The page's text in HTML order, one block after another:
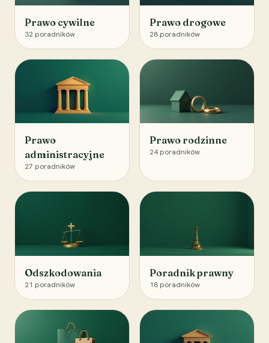
Prawo cywilne
32 poradników
Prawo drogowe
28 poradników
Prawo
administracyjne
27 poradników
Prawo rodzinne
24 poradników
Odszkodowania
21 poradników
Poradnik prawny
18 poradników